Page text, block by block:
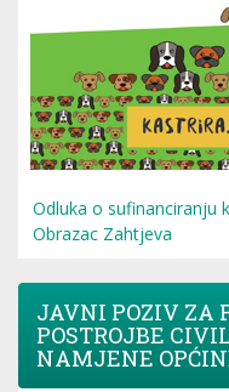
Odluka o sufinanciranju
Obrazac Zahtjeva
JAVNI POZIV ZA
POSTROJBE
NAMJENE